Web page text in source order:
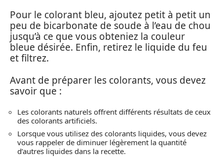
Pour le colorant bleu, ajoutez petit à petit un
peu de bicarbonate de soude à l’eau de chou
jusqu’à ce que vous obteniez la couleur
bleue désirée. Enfin, retirez le liquide du feu
et filtrez.
Avant de préparer les colorants, vous devez
savoir que :
Les colorants naturels offrent différents résultats de ceux
des colorants artificiels.
Lorsque vous utilisez des colorants liquides, vous devez
vous rappeler de diminuer légèrement la quantité
d’autres liquides dans la recette.